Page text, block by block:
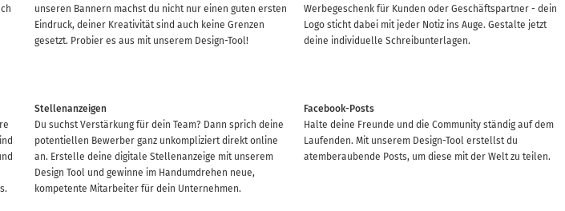
unseren Bannern machst du nicht nur einen guten ersten
Eindruck, deiner Kreativität sind auch keine Grenzen
gesetzt. Probier es aus mit unserem Design-Tool!
Werbegeschenk für Kunden oder Geschäftspartner - dein
Logo sticht dabei mit jeder Notiz ins Auge. Gestalte jetzt
deine individuelle Schreibunterlagen.
Stellenanzeigen
Du suchst Verstärkung für dein Team? Dann sprich deine
potentiellen Bewerber ganz unkompliziert direkt online
an. Erstelle deine digitale Stellenanzeige mit unserem
Design Tool und gewinne im Handumdrehen neue,
kompetente Mitarbeiter für dein Unternehmen.
Facebook-Posts
Halte deine Freunde und die Community ständig auf dem
Laufenden. Mit unserem Design-Tool erstellst du
atemberaubende Posts, um diese mit der Welt zu teilen.